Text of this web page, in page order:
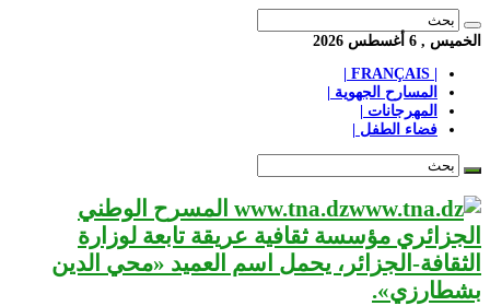
الخميس , 6 أغسطس 2026
المسارح الجهوية |
المهرجانات |
فضاء الطفل |
www.tna.dz المسرح الوطني
الجزائري مؤسسة ثقافية عريقة تابعة لوزارة
الثقافة-الجزائر، يحمل اسم العميد «محي الدين
بشطارزي».